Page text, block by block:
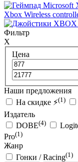
Xbox Wireless
Фильтр
X
Цена
Наши предложения
На скидке ⚡(1)
Издатель
DOBE(4)
Pro(1)
Жанр
Гонки / Racing(1)